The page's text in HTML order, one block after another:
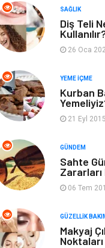
Finans Ekonomi
Bilgisayar &
Yazılım
Mobilya
Ev İşleri
Aksesuar
Gençlik Eğlence
Markalar
SAĞLIK
Diş Teli
26 Oca
YEME İÇME
Kurban
21 Eyl
GÜNDEM
Sahte
06 Tem
GÜZELLIK
Makyaj
Noktaları